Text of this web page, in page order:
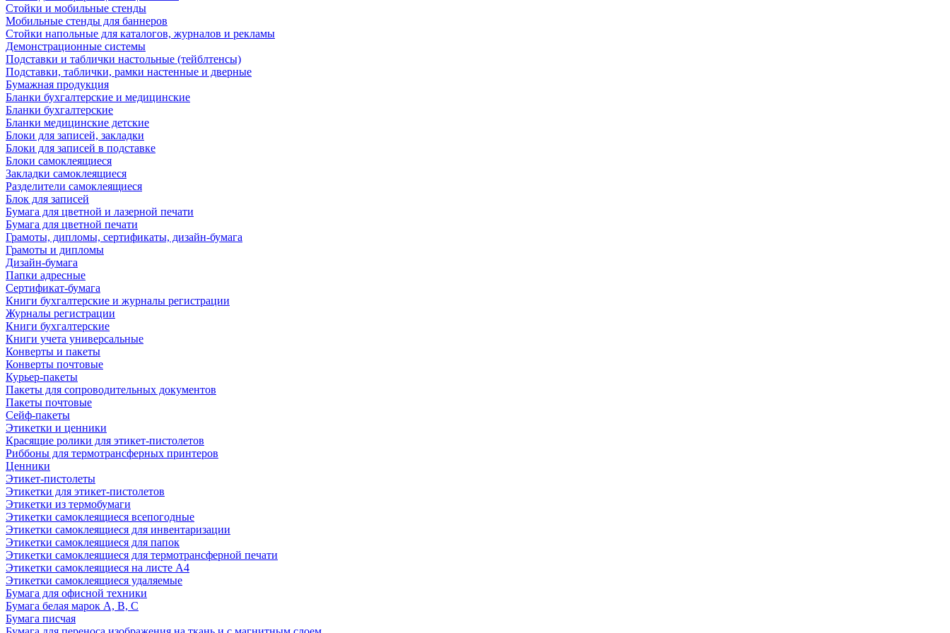
Стойки и мобильные стенды
Мобильные стенды для баннеров
Стойки напольные для каталогов, журналов и рекламы
Демонстрационные системы
Подставки и таблички настольные (тейблтенсы)
Подставки, таблички, рамки настенные и дверные
Бумажная продукция
Бланки бухгалтерские и медицинские
Бланки бухгалтерские
Бланки медицинские детские
Блоки для записей, закладки
Блоки для записей в подставке
Блоки самоклеящиеся
Закладки самоклеящиеся
Разделители самоклеящиеся
Блок для записей
Бумага для цветной и лазерной печати
Бумага для цветной печати
Грамоты, дипломы, сертификаты, дизайн-бумага
Грамоты и дипломы
Дизайн-бумага
Папки адресные
Сертификат-бумага
Книги бухгалтерские и журналы регистрации
Журналы регистрации
Книги бухгалтерские
Книги учета универсальные
Конверты и пакеты
Конверты почтовые
Курьер-пакеты
Пакеты для сопроводительных документов
Пакеты почтовые
Сейф-пакеты
Этикетки и ценники
Красящие ролики для этикет-пистолетов
Риббоны для термотрансферных принтеров
Ценники
Этикет-пистолеты
Этикетки для этикет-пистолетов
Этикетки из термобумаги
Этикетки самоклеящиеся всепогодные
Этикетки самоклеящиеся для инвентаризации
Этикетки самоклеящиеся для папок
Этикетки самоклеящиеся для термотрансферной печати
Этикетки самоклеящиеся на листе А4
Этикетки самоклеящиеся удаляемые
Бумага для офисной техники
Бумага белая марок А, В, С
Бумага писчая